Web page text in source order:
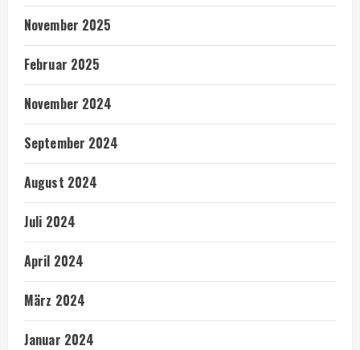
November 2025
Februar 2025
November 2024
September 2024
August 2024
Juli 2024
April 2024
März 2024
Januar 2024